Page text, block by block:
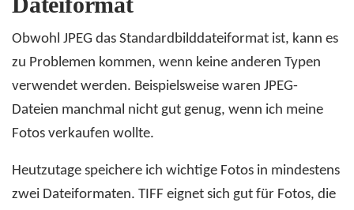
Obwohl JPEG das Standardbilddateiformat ist, kann es
zu Problemen kommen, wenn keine anderen Typen
verwendet werden. Beispielsweise waren JPEG-
Dateien manchmal nicht gut genug, wenn ich meine
Fotos verkaufen wollte.
Heutzutage speichere ich wichtige Fotos in mindestens
zwei Dateiformaten. TIFF eignet sich gut für Fotos, die